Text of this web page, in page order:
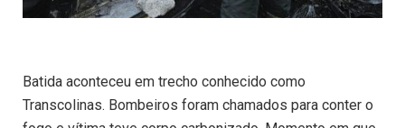
Batida aconteceu em trecho conhecido como
Transcolinas. Bombeiros foram chamados para conter o